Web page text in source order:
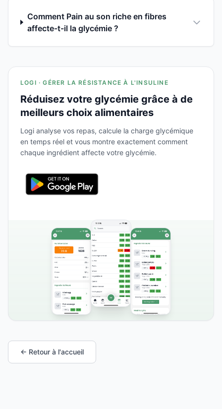
Comment Pain au son riche en fibres
affecte-t-il la glycémie ?
LOGI · GÉRER LA RÉSISTANCE À L'INSULINE
Réduisez votre glycémie grâce à de
meilleurs choix alimentaires
Logi analyse vos repas, calcule la charge glycémique
en temps réel et vous montre exactement comment
chaque ingrédient affecte votre glycémie.
← Retour à l'accueil